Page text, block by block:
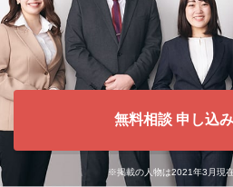
無料相談 申し込
※掲載の人物は2021年3月現